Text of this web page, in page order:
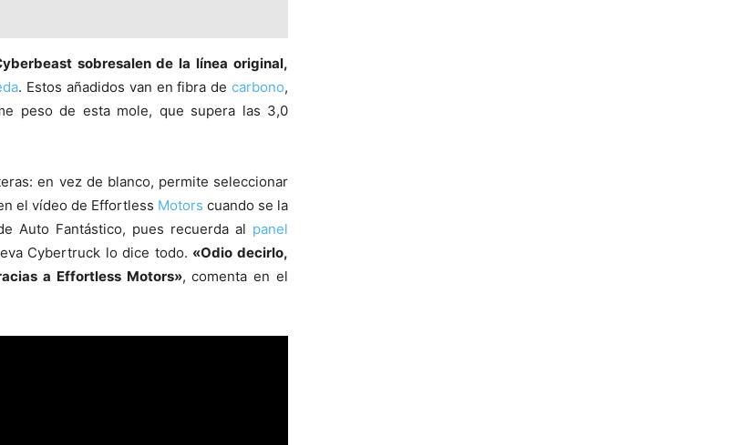
sobresalen de la línea original,
. Estos añadidos van en fibra de carbono,
peso de esta mole, que supera las 3,0
en vez de blanco, permite seleccionar
el vídeo de Effortless Motors cuando se la
Auto Fantástico, pues recuerda al panel
Cybertruck lo dice todo. «Odio decirlo,
a Effortless Motors», comenta en el